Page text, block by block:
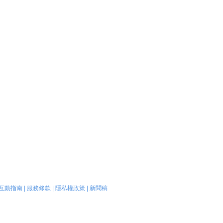
動指南| 服務條款 隱私權政策| 新聞稿